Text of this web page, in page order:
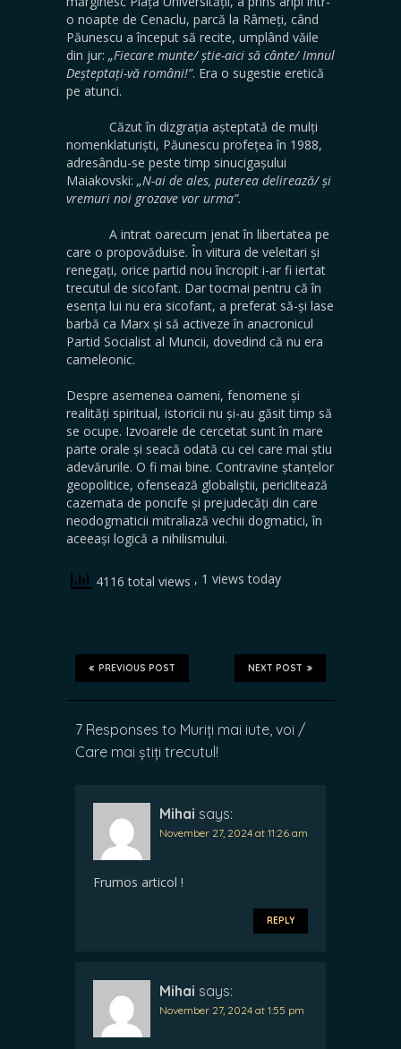
o noapte de Cenaclu, parcă la Râmeți, când
Păunescu a început să recite, umplând văile
din jur: „Fiecare munte/ știe-aici să cânte/ Imnul
Deșteptați-vă români!”. Era o sugestie eretică
pe atunci.
Căzut în dizgrația așteptată de mulți
nomenklaturiști, Păunescu profețea în 1988,
adresându-se peste timp sinucigașului
Maiakovski: „N-ai de ales, puterea delirează/ și
vremuri noi grozave vor urma”.
A intrat oarecum jenat în libertatea pe
care o propovăduise. În viitura de veleitari și
renegați, orice partid nou încropit i-ar fi iertat
trecutul de sicofant. Dar tocmai pentru că în
esența lui nu era sicofant, a preferat să-și lase
barbă ca Marx și să activeze în anacronicul
Partid Socialist al Muncii, dovedind că nu era
cameleonic.
Despre asemenea oameni, fenomene și
realități spiritual, istoricii nu și-au găsit timp să
se ocupe. Izvoarele de cercetat sunt în mare
parte orale și seacă odată cu cei care mai știu
adevărurile. O fi mai bine. Contravine ștanțelor
geopolitice, ofensează globaliștii, periclitează
cazemata de poncife și prejudecăți din care
neodogmaticii mitraliază vechii dogmatici, în
aceeași logică a nihilismului.
4116 total views , 1 views today
NEXT POST
PREVIOUS POST
7 Responses to Muriți mai iute, voi /
Care mai știți trecutul!
Mihai says:
November 27, 2024 at 11:26 am
Frumos articol !
REPLY
Mihai says:
November 27, 2024 at 1:55 pm